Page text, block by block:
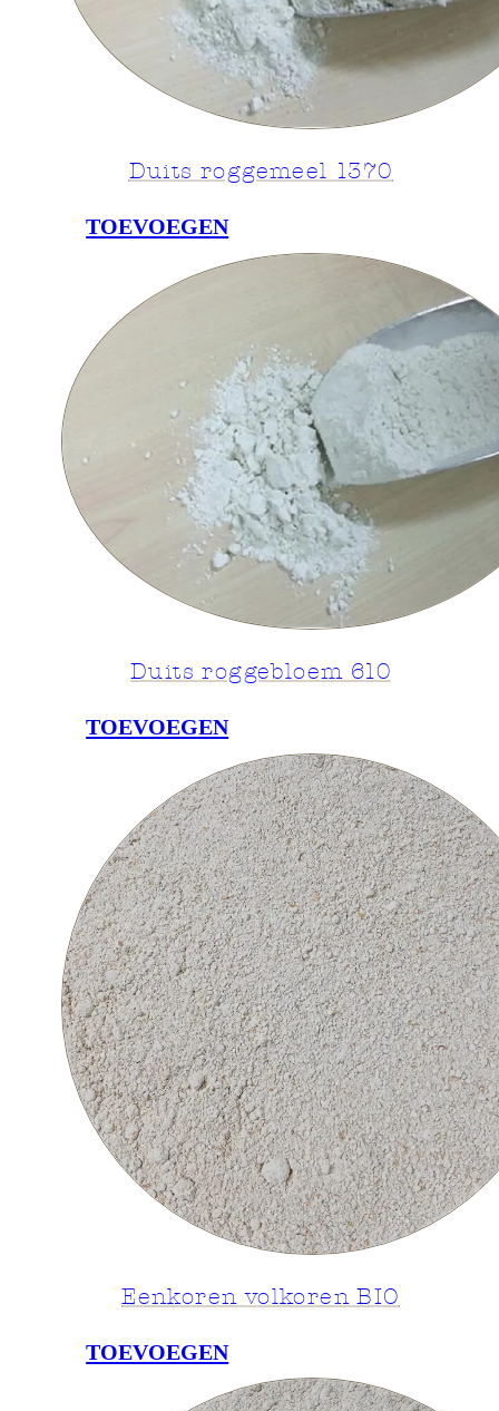
Duits roggemeel 1370
TOEVOEGEN
Duits roggebloem 610
TOEVOEGEN
Eenkoren volkoren BIO
TOEVOEGEN